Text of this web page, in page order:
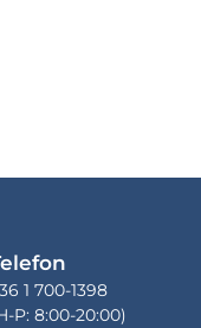
1 700-1398
P: 8:00-20:00)